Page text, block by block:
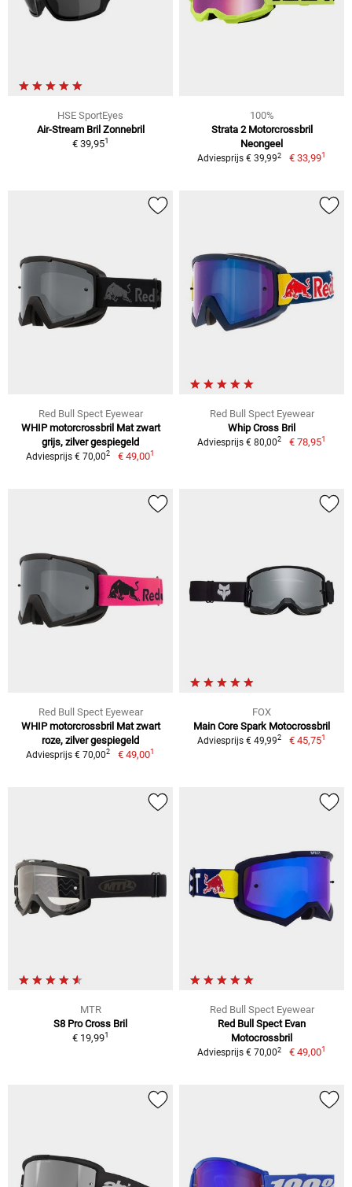
HSE SportEyes
Air-Stream Bril Zonnebril
€ 39,951
100%
Strata 2 Motorcrossbril
Neongeel
Adviesprijs € 39,992 € 33,991
Red Bull Spect Eyewear
WHIP motorcrossbril Mat zwart
grijs, zilver gespiegeld
Adviesprijs € 70,002 € 49,001
Red Bull Spect Eyewear
Whip Cross Bril
Adviesprijs € 80,002 € 78,951
Red Bull Spect Eyewear
WHIP motorcrossbril Mat zwart
roze, zilver gespiegeld
Adviesprijs € 70,002 € 49,001
FOX
Main Core Spark Motocrossbril
Adviesprijs € 49,992 € 45,751
MTR
S8 Pro Cross Bril
€ 19,991
Red Bull Spect Eyewear
Red Bull Spect Evan
Motocrossbril
Adviesprijs € 70,002 € 49,001